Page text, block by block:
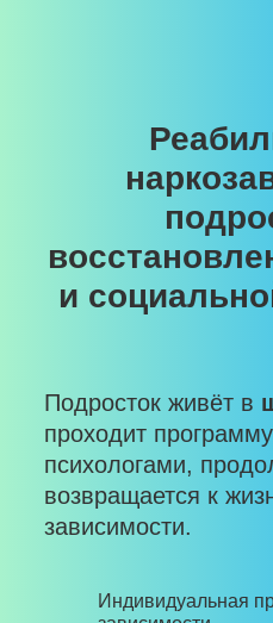
и
Подросток живёт в
проходит
психологами,
возвращается к
зависимости.
Индивидуальная